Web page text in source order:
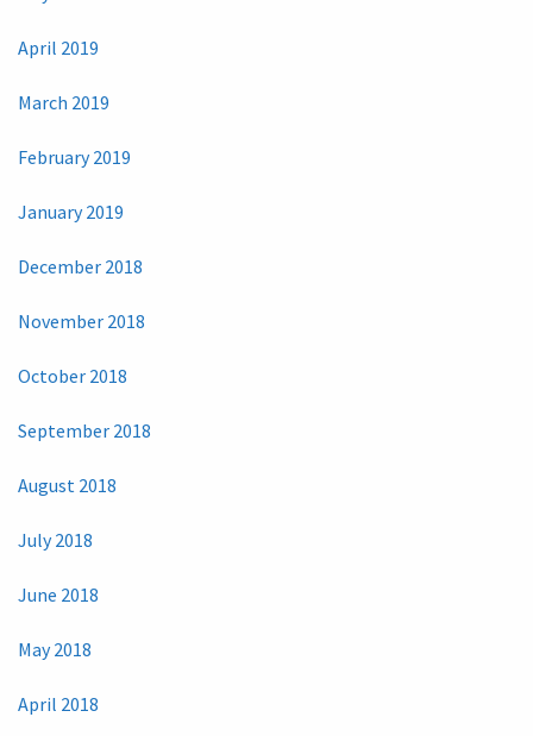
April 2019
March 2019
February 2019
January 2019
December 2018
November 2018
October 2018
September 2018
August 2018
July 2018
June 2018
May 2018
April 2018